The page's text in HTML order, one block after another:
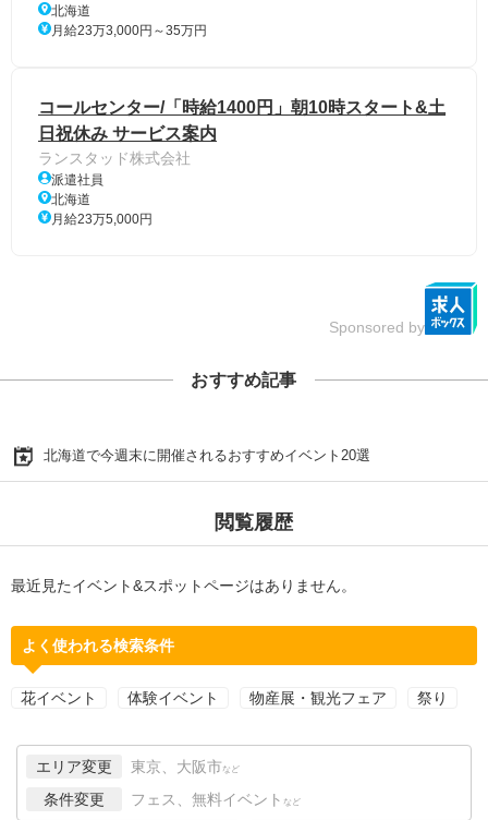
北海道
月給23万3,000円～35万円
コールセンター/「時給1400円」朝10時スタート&土
日祝休み サービス案内
ランスタッド株式会社
派遣社員
北海道
月給23万5,000円
Sponsored by
おすすめ記事
北海道で今週末に開催されるおすすめイベント20選
閲覧履歴
最近見たイベント&スポットページはありません。
よく使われる検索条件
花イベント 体験イベント 物産展・観光フェア 祭り
エリア変更 東京、大阪市 など
条件変更 フェス、無料イベント など